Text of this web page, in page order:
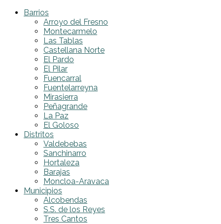
Barrios
Arroyo del Fresno
Montecarmelo
Las Tablas
Castellana Norte
El Pardo
El Pilar
Fuencarral
Fuentelarreyna
Mirasierra
Peñagrande
La Paz
El Goloso
Distritos
Valdebebas
Sanchinarro
Hortaleza
Barajas
Moncloa-Aravaca
Municipios
Alcobendas
S.S. de los Reyes
Tres Cantos